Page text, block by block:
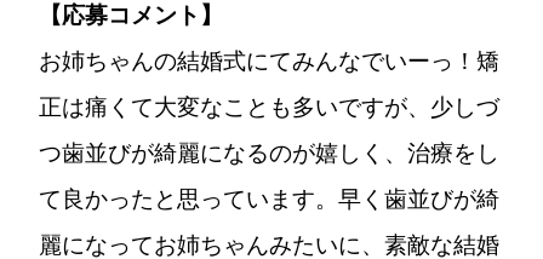
【応募コメント】
お姉ちゃんの結婚式にてみんなでいーっ！矯
正は痛くて大変なことも多いですが、少しづ
つ歯並びが綺麗になるのが嬉しく、治療をし
て良かったと思っています。早く歯並びが綺
麗になってお姉ちゃんみたいに、素敵な結婚